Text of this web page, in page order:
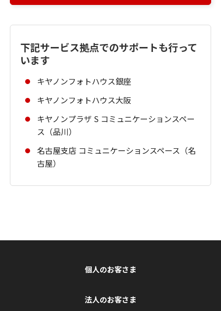
下記サービス拠点でのサポートも行って
います
キヤノンフォトハウス銀座
キヤノンフォトハウス大阪
キヤノンプラザ S コミュニケーションスペー
ス（品川）
名古屋支店 コミュニケーションスペース（名
古屋）
個人のお客さま
法人のお客さま